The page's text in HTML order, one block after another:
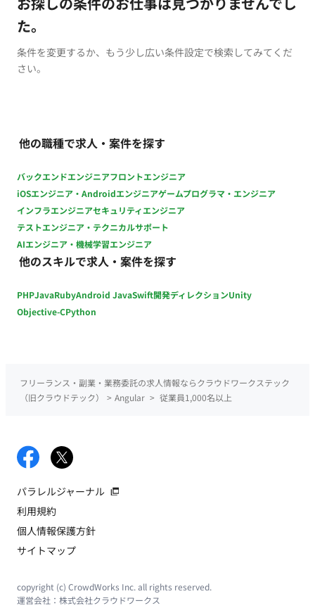
た。
条件を変更するか、もう少し広い条件設定で検索してみてくだ
さい。
他の職種で求人・案件を探す
バックエンドエンジニアフロントエンジニア
iOSエンジニア・Androidエンジニアゲームプログラマ・エンジニア
インフラエンジニアセキュリティエンジニア
テストエンジニア・テクニカルサポート
AIエンジニア・機械学習エンジニア
他のスキルで求人・案件を探す
PHPJavaRubyAndroid JavaSwift開発ディレクションUnity
Objective-CPython
フリーランス・副業・業務委託の求人情報ならクラウドワークステック
（旧クラウドテック）
> Angular > 従業員1,000名以上
パラレルジャーナル
利用規約
個人情報保護方針
サイトマップ
copyright (c) CrowdWorks Inc. all rights reserved.
運営会社： 株式会社クラウドワークス